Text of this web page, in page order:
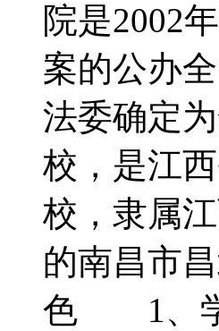
院是2002
案的公办
法委确定
校，是江
校，隶属
的南昌市
色 1、学